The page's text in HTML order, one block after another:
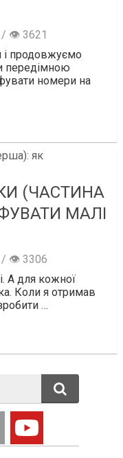
/ 👁 3621
і продовжуємо
передімною
номери на
(ЧАСТИНА
МАЛІ
/ 👁 3306
А для кожної
Коли я отримав
…